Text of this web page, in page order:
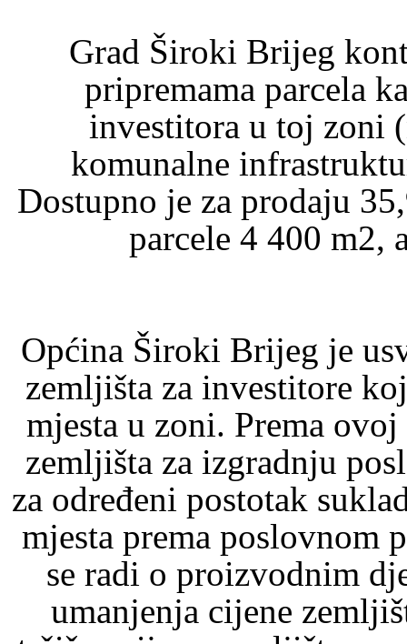
Grad Široki Brijeg
pripremama parcela
investitora u toj zoni
komunalne
Dostupno je za prodaju
parcele 4 400 m2,
Općina Široki Brijeg je
zemljišta za investitore
mjesta u zoni. Prema
zemljišta za izgradnju
za određeni postotak
mjesta prema poslovnom
se radi o proizvodnim
umanjenja cijene